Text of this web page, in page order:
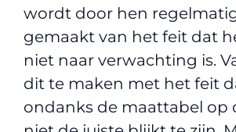
wordt door hen
gemaakt van het feit dat
niet naar verwachting is.
dit te maken met het feit
ondanks de maattabel op